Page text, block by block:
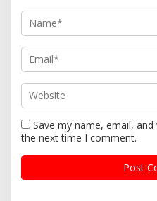
Save my name, email,
the next time I comment.